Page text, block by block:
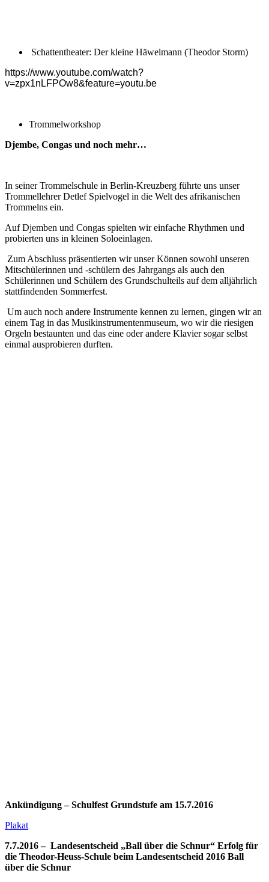
Schattentheater: Der kleine Häwelmann (Theodor Storm)
https://www.youtube.com/watch?
v=zpx1nLFPOw8&feature=youtu.be
Trommelworkshop
Djembe, Congas und noch mehr…
In seiner Trommelschule in Berlin-Kreuzberg führte uns unser
Trommellehrer Detlef Spielvogel in die Welt des afrikanischen
Trommelns ein.
Auf Djemben und Congas spielten wir einfache Rhythmen und
probierten uns in kleinen Soloeinlagen.
Zum Abschluss präsentierten wir unser Können sowohl unseren
Mitschülerinnen und -schülern des Jahrgangs als auch den
Schülerinnen und Schülern des Grundschulteils auf dem alljährlich
stattfindenden Sommerfest.
Um auch noch andere Instrumente kennen zu lernen, gingen wir an
einem Tag in das Musikinstrumentenmuseum, wo wir die riesigen
Orgeln bestaunten und das eine oder andere Klavier sogar selbst
einmal ausprobieren durften.
Ankündigung – Schulfest Grundstufe am 15.7.2016
Plakat
7.7.2016 – Landesentscheid „Ball über die Schnur“ Erfolg für
die Theodor-Heuss-Schule beim Landesentscheid 2016 Ball
über die Schnur